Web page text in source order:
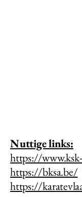
Nuttige links:
https://
https://bksa.be/
https://